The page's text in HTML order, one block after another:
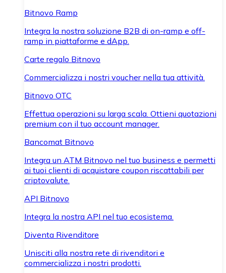
Bitnovo Ramp
Integra la nostra soluzione B2B di on-ramp e off-
ramp in piattaforme e dApp.
Carte regalo Bitnovo
Commercializza i nostri voucher nella tua attività.
Bitnovo OTC
Effettua operazioni su larga scala. Ottieni quotazioni
premium con il tuo account manager.
Bancomat Bitnovo
Integra un ATM Bitnovo nel tuo business e permetti
ai tuoi clienti di acquistare coupon riscattabili per
criptovalute.
API Bitnovo
Integra la nostra API nel tuo ecosistema.
Diventa Rivenditore
Unisciti alla nostra rete di rivenditori e
commercializza i nostri prodotti.